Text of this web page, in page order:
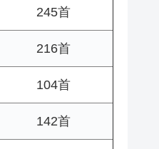
245首
216首
104首
142首